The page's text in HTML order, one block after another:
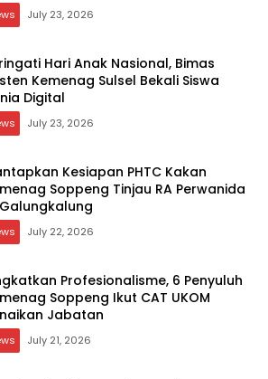
July 23, 2026
Hari Anak Nasional, Bimas
Kemenag Sulsel Bekali Siswa
Digital
July 23, 2026
Kesiapan PHTC Kakan
Soppeng Tinjau RA Perwanida
July 22, 2026
Profesionalisme, 6 Penyuluh
Soppeng Ikut CAT UKOM
Jabatan
July 21, 2026